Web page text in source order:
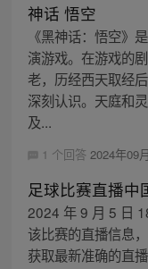
神话 悟空
《黑神话：悟空》
演游戏。在游戏的
老，历经西天取经
深刻认识。天庭和
及...
1 个回答 2024年09
足球比赛直播中
2024 年 9 月 5 日
该比赛的直播信息
获取最新准确的直播